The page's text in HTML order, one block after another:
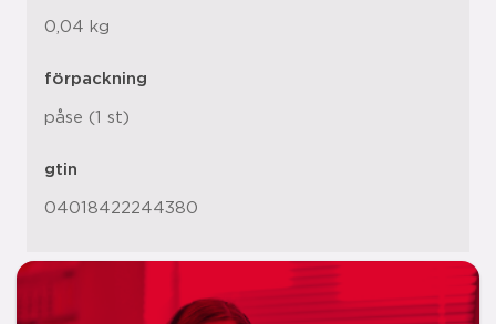
0,04 kg
förpackning
påse (1 st)
gtin
04018422244380